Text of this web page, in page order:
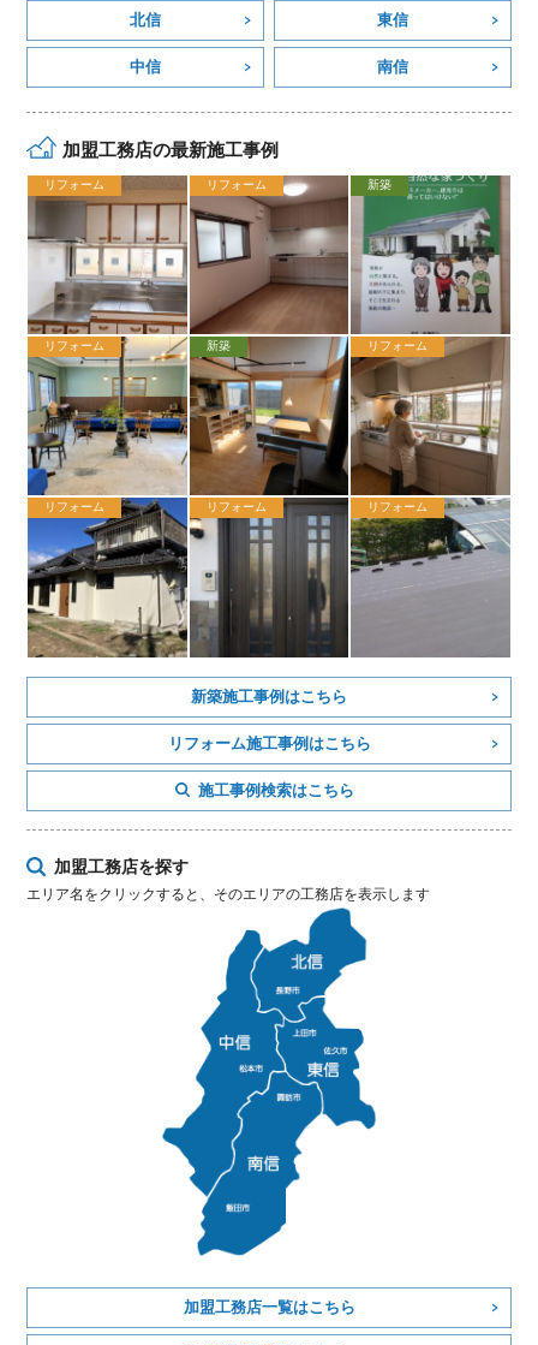
北信 東信
中信 南信
加盟工務店の最新施工事例
リフォーム リフォーム 新築
リフォーム 新築 リフォーム
リフォーム リフォーム リフォーム
新築施工事例はこちら
リフォーム施工事例はこちら
施工事例検索はこちら
加盟工務店を探す
エリア名をクリックすると、そのエリアの工務店を表示します
加盟工務店一覧はこちら